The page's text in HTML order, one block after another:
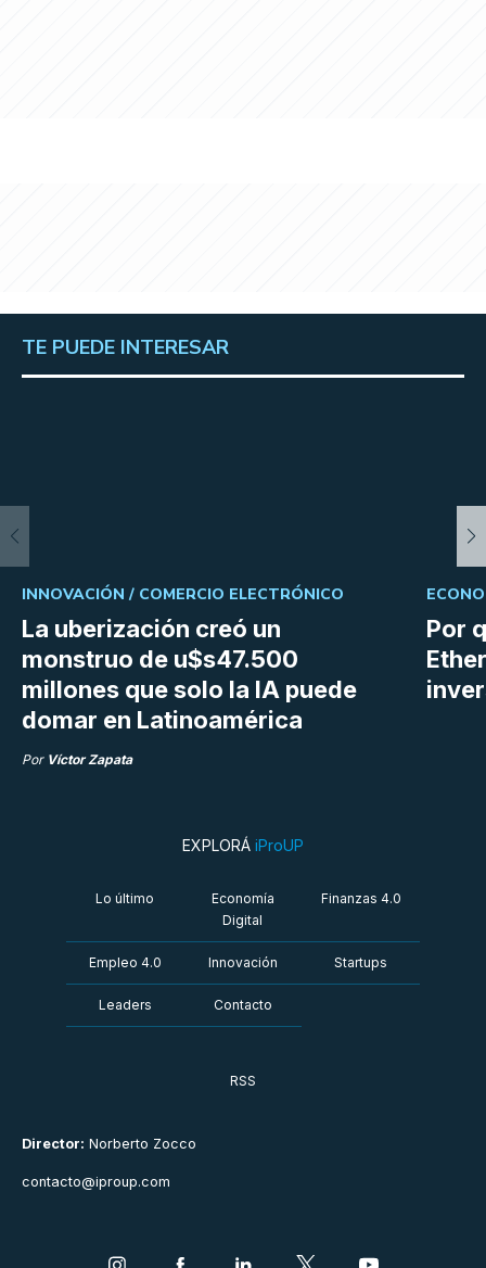
TE PUEDE INTERESAR
La uberización creó un
monstruo de u$s47.500
millones que solo la IA puede
domar en Latinoamérica
INNOVACIÓN / COMERCIO ELECTRÓNICO
Por Víctor Zapata
Por
Director: Norberto Zocco
contacto@iproup.com
EXPLORÁ iProUP
Lo último
Economía
Digital
Finanzas 4.0
Empleo 4.0 Innovación Startups
Leaders Contacto
RSS